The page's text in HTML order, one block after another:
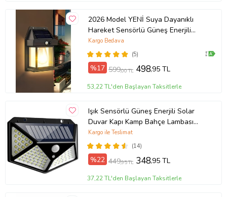
2026 Model YENİ Suya Dayanıklı
Hareket Sensörlü Güneş Enerjili
Solar LED Dış Mekan Bahçe Lambası
(5)
Kargo Bedava
%17 599,00 TL 498,95 TL
53,22 TL'den Başlayan Taksitlerle
Işık Sensörlü Güneş Enerjili Solar
Duvar Kapı Kamp Bahçe Lambası
Fotoselli Projektör 100 Led Lambalı
(14)
Kargo ile Teslimat
%22 449,95 TL 348,95 TL
37,22 TL'den Başlayan Taksitlerle